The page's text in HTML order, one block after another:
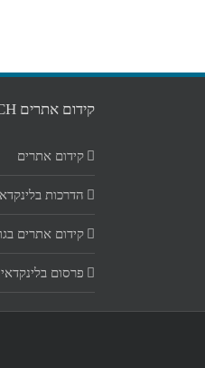
קידום אתרים SEO-TOUCH
קידום אתרים
הדרכות
קידום אתרים
פרסום